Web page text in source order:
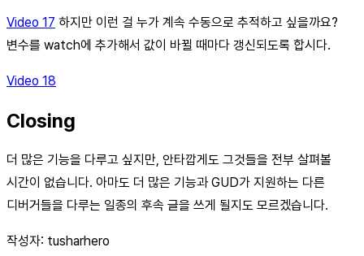
Video 17 하지만 이런 걸 누가 계속 수동으로 추적하고 싶을까요?
변수를 watch에 추가해서 값이 바뀔 때마다 갱신되도록 합시다.
Video 18
Closing
더 많은 기능을 다루고 싶지만, 안타깝게도 그것들을 전부 살펴볼
시간이 없습니다. 아마도 더 많은 기능과 GUD가 지원하는 다른
디버거들을 다루는 일종의 후속 글을 쓰게 될지도 모르겠습니다.
작성자: tusharhero